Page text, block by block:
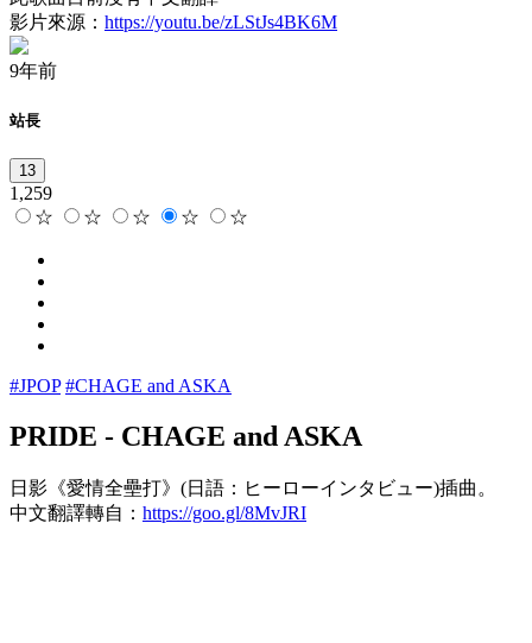
影片來源： https://youtu.be/zLStJs4BK6M
9年前
站長
13
1,259
☆
☆ ☆ ☆ ☆
#JPOP #CHAGE and ASKA
PRIDE - CHAGE and ASKA
日影《愛情全壘打》(日語：ヒーローインタビュー)插曲。
中文翻譯轉自： https://goo.gl/8MvJRI